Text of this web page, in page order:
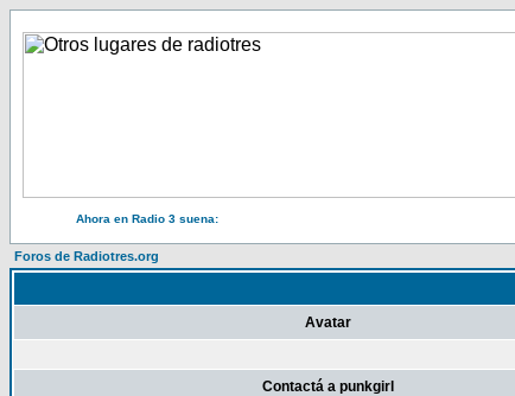
Ahora en Radio 3 suena:
Foros de Radiotres.org
Avatar
Contactá a punkgirl